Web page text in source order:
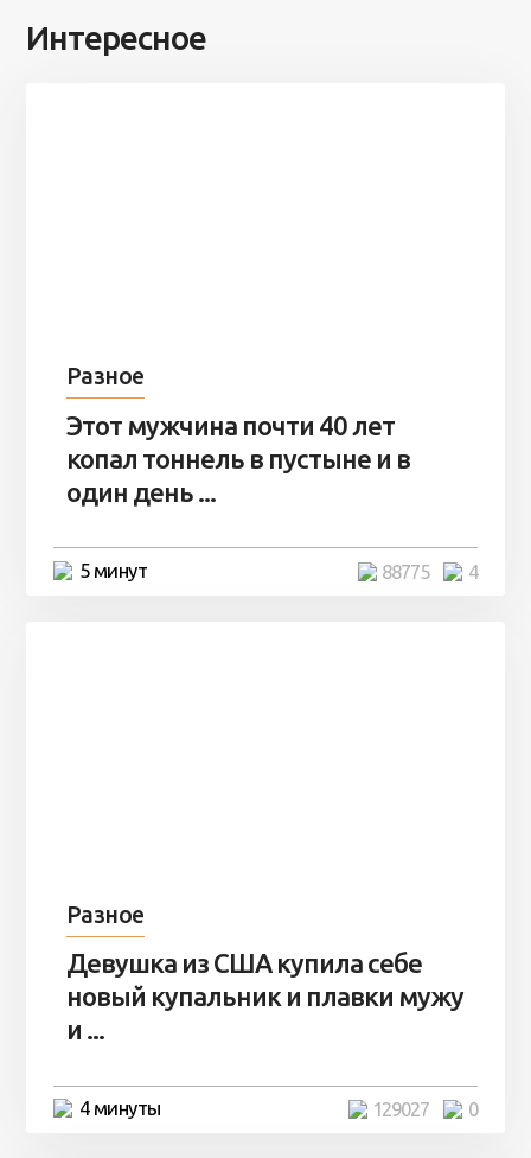
Интересное
Разное
Этот мужчина почти 40 лет
копал тоннель в пустыне и в
один день ...
5 минут 4
88775
Разное
Девушка из США купила себе
новый купальник и плавки мужу
и ...
4 минуты 0
129027